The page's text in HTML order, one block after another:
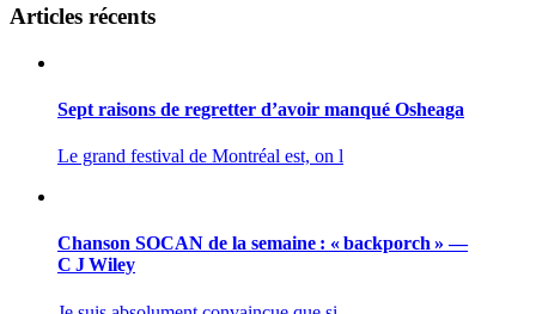
Articles récents
Sept raisons de regretter d’avoir manqué Osheaga
Le grand festival de Montréal est, on l
Chanson SOCAN de la semaine : « backporch » —
C J Wiley